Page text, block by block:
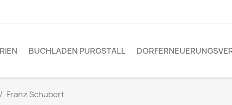
BUCHLADEN PURGSTALL
Franz Schubert